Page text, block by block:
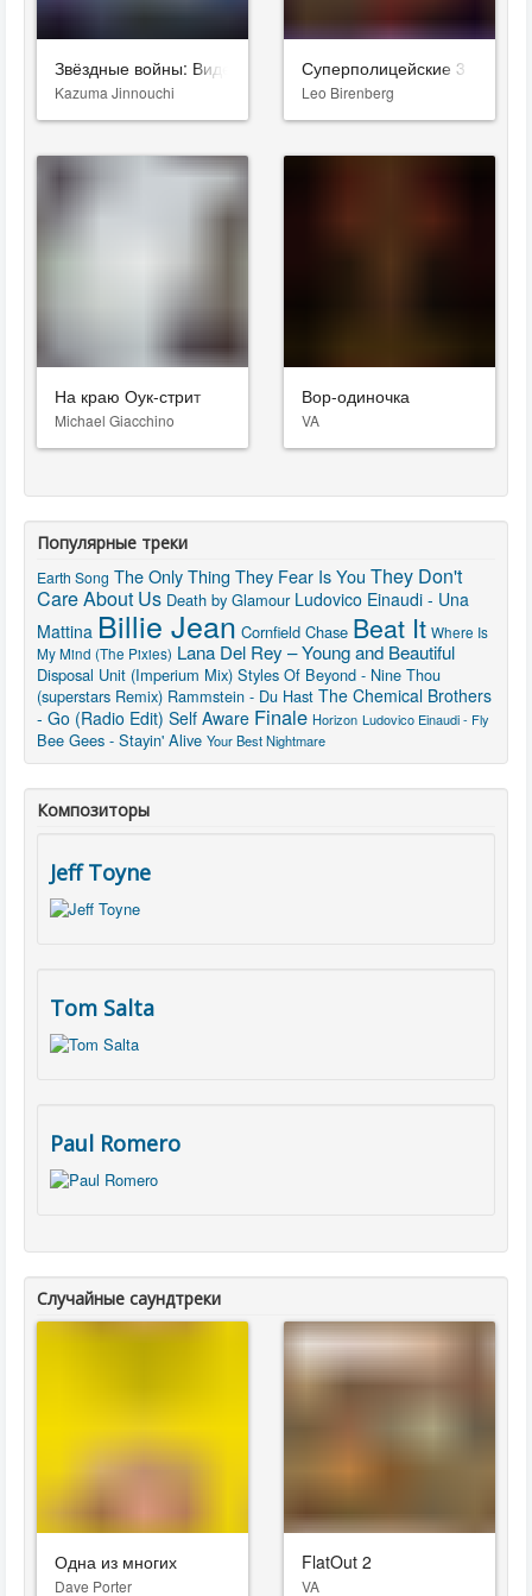
Звёздные войны: Видения. Девятый джедай
Kazuma Jinnouchi
Суперполицейские 3
Leo Birenberg
На краю Оук-стрит
Michael Giacchino
Вор-одиночка
VA
Популярные треки
Earth Song The Only Thing They Fear Is You They Don't
Care About Us Death by Glamour Ludovico Einaudi - Una
Mattina Billie Jean Cornfield Chase Beat It Where Is
My Mind (The Pixies) Lana Del Rey – Young and Beautiful
Disposal Unit (Imperium Mix) Styles Of Beyond - Nine Thou
(superstars Remix) Rammstein - Du Hast The Chemical Brothers
- Go (Radio Edit) Self Aware Finale Horizon Ludovico Einaudi - Fly
Bee Gees - Stayin' Alive Your Best Nightmare
Композиторы
Jeff Toyne
Tom Salta
Paul Romero
Случайные саундтреки
Одна из многих
Dave Porter
FlatOut 2
VA